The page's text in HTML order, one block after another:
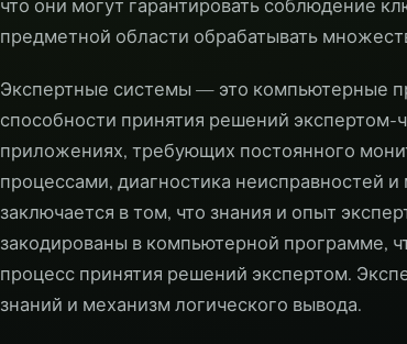
что они могут гарантировать соблюдение
предметной области обрабатывать
Экспертные системы — это компьютерные
способности принятия решений
приложениях, требующих постоянного
процессами, диагностика неисправностей
заключается в том, что знания и опыт
закодированы в компьютерной программе,
процесс принятия решений экспертом.
знаний и механизм логического вывода.